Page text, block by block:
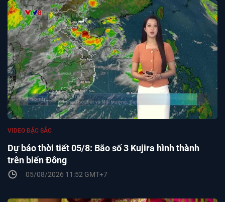
Dự báo thời tiết 05/8: Bão số 3 Kujira hình thành
trên biển Đông
VIDEO ĐẶC SẮC
05/08/2026 11:52 GMT+7